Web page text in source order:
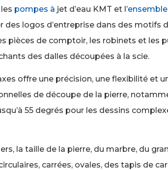
pompes à jet d’eau KMT et l’
des logos d’entreprise dans des motifs
pièces de comptoir, les robinets et les
des dalles découpées à la scie.
offre une précision, une flexibilité et
de découpe de la pierre,
55 degrés pour les dessins
la taille de la pierre, du marbre, du
carrées, ovales, des tapis de